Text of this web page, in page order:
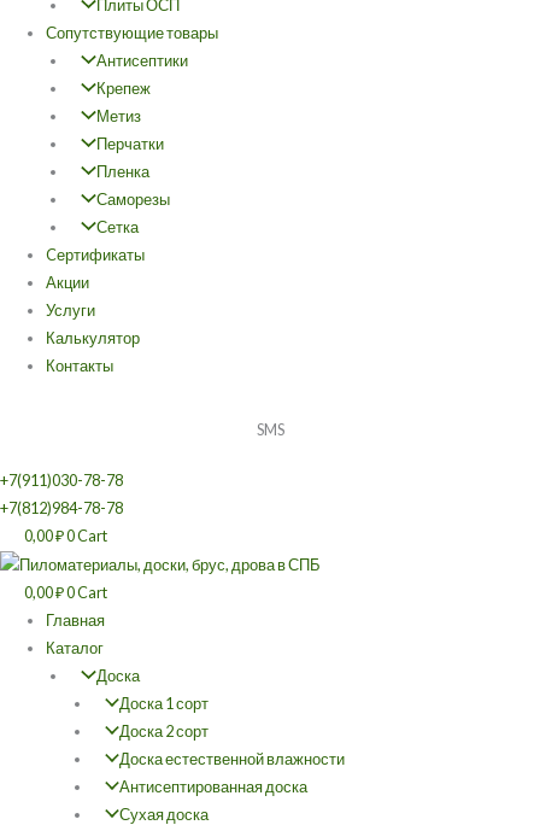
Плиты ОСП
Сопутствующие товары
Антисептики
Крепеж
Метиз
Перчатки
Пленка
Саморезы
Сетка
Cертификаты
Акции
Услуги
Калькулятор
Контакты
SMS
+7(911)030-78-78
+7(812)984-78-78
0,00₽0Cart
0,00₽0Cart
Главная
Каталог
Доска
Доска 1 сорт
Доска 2 сорт
Доска естественной влажности
Антисептированная доска
Сухая доска